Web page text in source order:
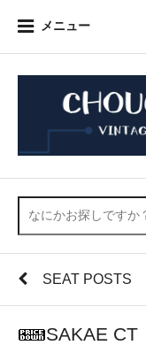
メニュー
SEAT POSTS
SAKAE CT